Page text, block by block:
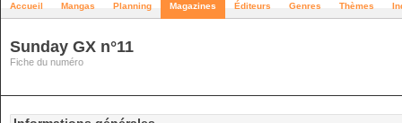
Accueil Mangas Planning Magazines Éditeurs Genres Thèmes
Sunday GX n°11
Fiche du numéro